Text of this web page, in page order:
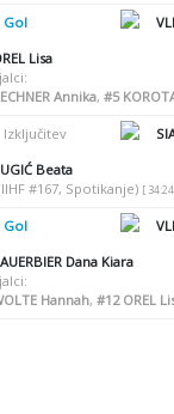
Gol
Lisa
Annika, #5
Izključitev
Beata
#167, Spotikanje) [
Gol
Dana Kiara
Hannah, #12OREL